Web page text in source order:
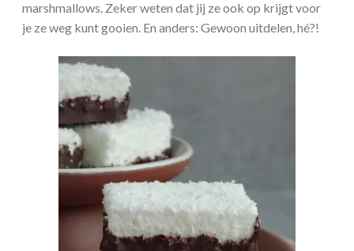
marshmallows. Zeker weten dat jij ze ook op krijgt voor
je ze weg kunt gooien. En anders: Gewoon uitdelen, hé?!